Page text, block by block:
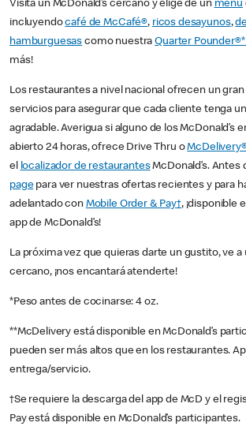
Visita un McDonald’s cercano y elige de un menú
incluyendocafé de McCafé®, ricos desayunos,
hamburguesas como nuestraQuarter
más!
Los restaurantes a nivel nacional ofrecen un
servicios para asegurar que cada cliente tenga
agradable. Averigua si alguno de los McDonald’s
abierto 24 horas, ofrece Drive Thru o
el localizador de restaurantesMcDonald’s. Antes
pagepara ver nuestras ofertas recientes y para
adelantado con Mobile Order & Pay†, ¡disponible
app de McDonald’s!
La próxima vez que quieras darte un gustito, ve a
cercano, ¡nos encantará atenderte!
*Peso antes de cocinarse: 4 oz.
**McDelivery está disponible en McDonald’s
pueden ser más altos que en los restaurantes.
entrega/servicio.
†Se requiere la descarga del app de McD y el
Pay está disponible en McDonald’s participantes.